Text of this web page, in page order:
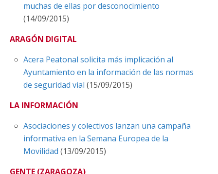
muchas de ellas por desconocimiento
(14/09/2015)
ARAGÓN DIGITAL
Acera Peatonal solicita más implicación al
Ayuntamiento en la información de las normas
de seguridad vial (15/09/2015)
LA INFORMACIÓN
Asociaciones y colectivos lanzan una campaña
informativa en la Semana Europea de la
Movilidad (13/09/2015)
GENTE (ZARAGOZA)